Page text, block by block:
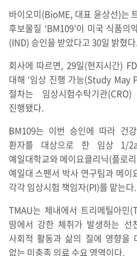
바이오미(BioME, 대표 윤상선)는
후보물질 ‘BM109’이 미국 식품의
(IND) 승인을 받았다고 30일 밝혔다.
회사에 따르면, 29일(현지시간)
대해 ‘임상 진행 가능(Study May
절차는 임상시험수탁기관
진행됐다.
BM109는 이번 승인에 따라 건
환자를 대상으로 한 임상 1/
예일대학교와 메이요클리닉(플로
예일대 스펜서 박사 연구팀과 메이
각각 임상시험 책임자(PI)를 맡는다.
TMAU는 체내에서 트리메틸아민
땀에서 강한 체취가 발생하는 선
사회적 활동과 삶의 질에 영향을
없는 미충족 의료 수요 영역이다.